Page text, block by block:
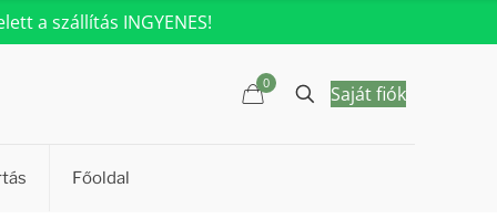
a szállítás INGYENES!
Főoldal
0 Saját fiók